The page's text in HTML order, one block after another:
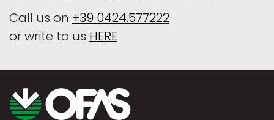
Call us on +39 0424.577222
or write to us HERE